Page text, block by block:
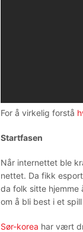
For å virkelig forstå
Startfasen
Når internettet ble
nettet. Da fikk
da folk sitte hjemme
om å bli best i et
Sør-korea har vært